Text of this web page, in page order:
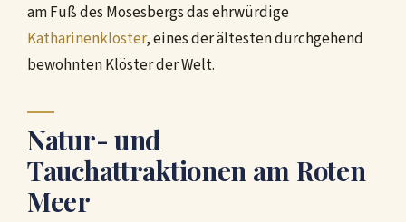
am Fuß des Mosesbergs das ehrwürdige
Katharinenkloster, eines der ältesten durchgehend
bewohnten Klöster der Welt.
Natur- und
Tauchattraktionen am Roten
Meer